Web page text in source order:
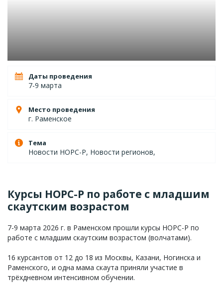
Даты проведения
7-9 марта
Место проведения
г. Раменское
Тема
Новости НОРС-Р, Новости регионов,
Курсы НОРС-Р по работе с младшим
скаутским возрастом
7-9 марта 2026 г. в Раменском прошли курсы НОРС-Р по
работе с младшим скаутским возрастом (волчатами).
16 курсантов от 12 до 18 из Москвы, Казани, Ногинска и
Раменского, и одна мама скаута приняли участие в
трёхдневном интенсивном обучении.